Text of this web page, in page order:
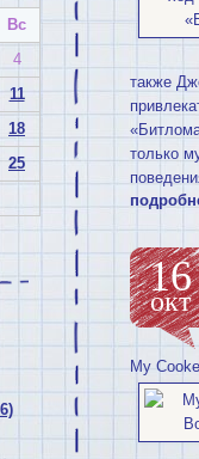
Вс
4
11
18
25
также
только
16
окт
My